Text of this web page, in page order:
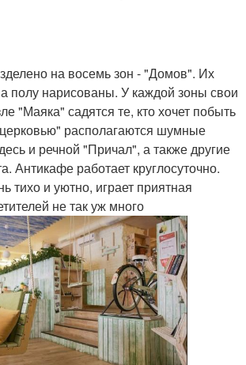
на восемь зон - "Домов". Их
полу нарисованы. У каждой зоны свои
"Маяка" садятся те, кто хочет побыть
располагаются шумные
и речной "Причал", а также другие
Антикафе работает круглосуточно.
тихо и уютно, играет приятная
не так уж много